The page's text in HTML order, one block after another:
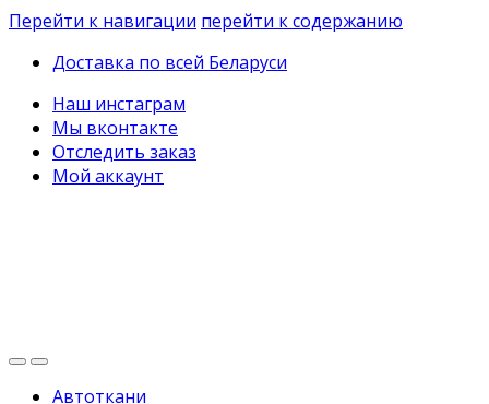
Перейти к навигации перейти к содержанию
Доставка по всей Беларуси
Наш инстаграм
Мы вконтакте
Отследить заказ
Мой аккаунт
Автоткани